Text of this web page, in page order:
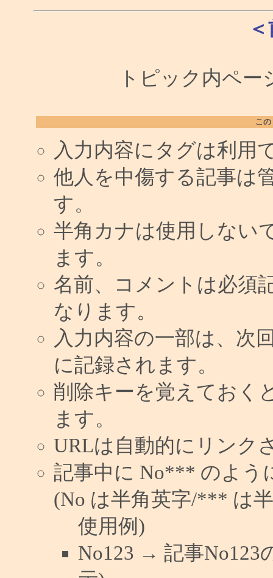
トピック内ペー
こ
入力内容にタグは利用
他人を中傷する記事は
す。
半角カナは使用しない
ます。
名前、コメントは必須
なります。
入力内容の一部は、次
に記録されます。
削除キーを覚えておく
ます。
URLは自動的にリンク
記事中に No*** のよう
(No は半角英字/*** は
使用例)
No123 → 記事No123